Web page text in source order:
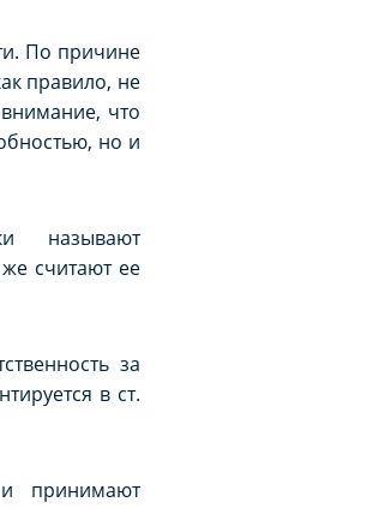
По причине
правило, не
что
но и
называют
считают ее
за
в ст.
и принимают